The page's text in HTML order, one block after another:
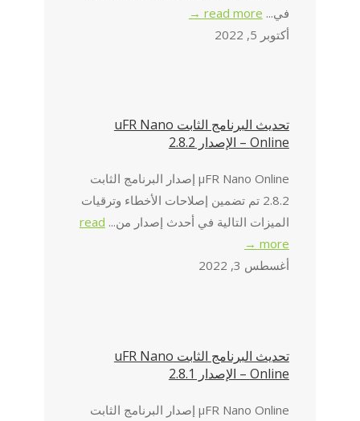
في... read more →
أكتوبر 5, 2022
تحديث البرنامج الثابت uFR Nano
Online – الإصدار 2.8.2
μFR Nano Online إصدار البرنامج الثابت
2.8.2 تم تضمين إصلاحات الأخطاء وترقيات
الميزات التالية في أحدث إصدار من... read
more →
أغسطس 3, 2022
تحديث البرنامج الثابت uFR Nano
Online – الإصدار 2.8.1
μFR Nano Online إصدار البرنامج الثابت